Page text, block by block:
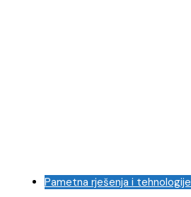
Pametna rješenja i tehnologije